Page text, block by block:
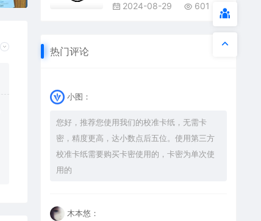
2024-08-29 601
热门评论
小图：
您好，推荐您使用我们的校准卡纸，无需卡
密，精度更高，达小数点后五位。使用第三方
校准卡纸需要购买卡密使用的，卡密为单次使
用的
木本悠：